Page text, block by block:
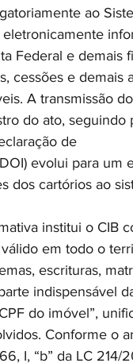
ao
Federal e demais
cessões e
A transmissão
do ato,
de
evolui para
dos cartórios ao
institui o CIB
em todo o
escrituras,
indispensável
do imóvel”,
Conforme o
I, “b” da LC